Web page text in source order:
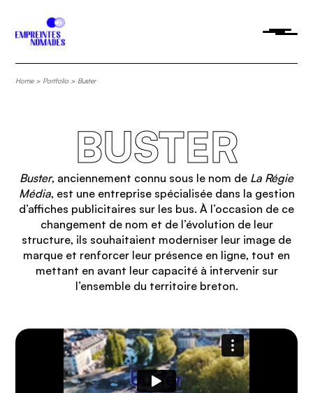
Home> Portfolio > Buster
BUSTER
Buster, anciennement connu sous le nom de La Régie
Média, est une entreprise spécialisée dans la gestion
d’affiches publicitaires sur les bus. À l’occasion de ce
changement de nom et de l’évolution de leur
structure, ils souhaitaient moderniser leur image de
marque et renforcer leur présence en ligne, tout en
mettant en avant leur capacité à intervenir sur
l’ensemble du territoire breton.